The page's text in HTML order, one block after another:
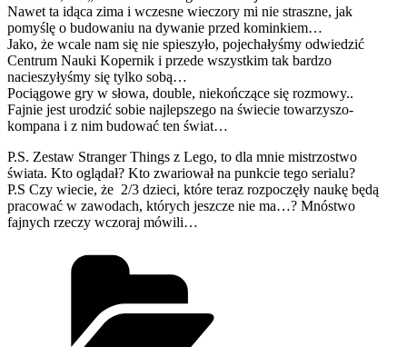
Nawet ta idąca zima i wczesne wieczory mi nie straszne, jak
pomyślę o budowaniu na dywanie przed kominkiem…
Jako, że wcale nam się nie spieszyło, pojechałyśmy odwiedzić
Centrum Nauki Kopernik i przede wszystkim tak bardzo
nacieszyłyśmy się tylko sobą…
Pociągowe gry w słowa, double, niekończące się rozmowy..
Fajnie jest urodzić sobie najlepszego na świecie towarzyszo-
kompana i z nim budować ten świat…
P.S. Zestaw Stranger Things z Lego, to dla mnie mistrzostwo
świata. Kto oglądał? Kto zwariował na punkcie tego serialu?
P.S Czy wiecie, że 2/3 dzieci, które teraz rozpoczęły naukę będą
pracować w zawodach, których jeszcze nie ma…? Mnóstwo
fajnych rzeczy wczoraj mówili…